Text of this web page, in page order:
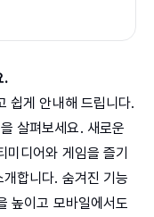
.
쉽게 안내해 드립니다.
살펴보세요. 새로운
미디어와 게임을 즐기
합니다. 숨겨진 기능
높이고 모바일에서도